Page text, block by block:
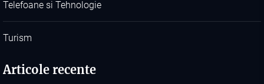
Telefoane si Tehnologie
Turism
Articole recente